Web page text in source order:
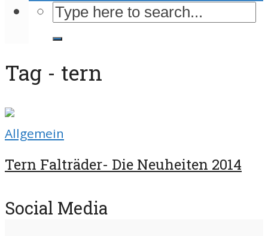
Tag - tern
Allgemein
Tern Falträder- Die Neuheiten 2014
Social Media